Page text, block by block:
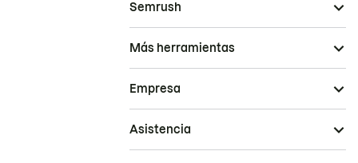
Semrush
Más herramientas
Empresa
Asistencia